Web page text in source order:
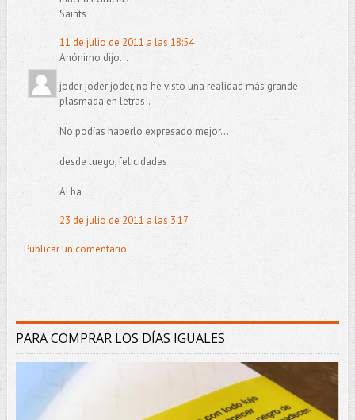
Saints
11 de julio de 2011 a las 18:54
Anónimo dijo...
joder joder joder, no he visto una realidad más grande
plasmada en letras!.
No podías haberlo expresado mejor...
desde luego, felicidades
ALba
23 de julio de 2011 a las 3:17
Publicar un comentario
PARA COMPRAR LOS DÍAS IGUALES